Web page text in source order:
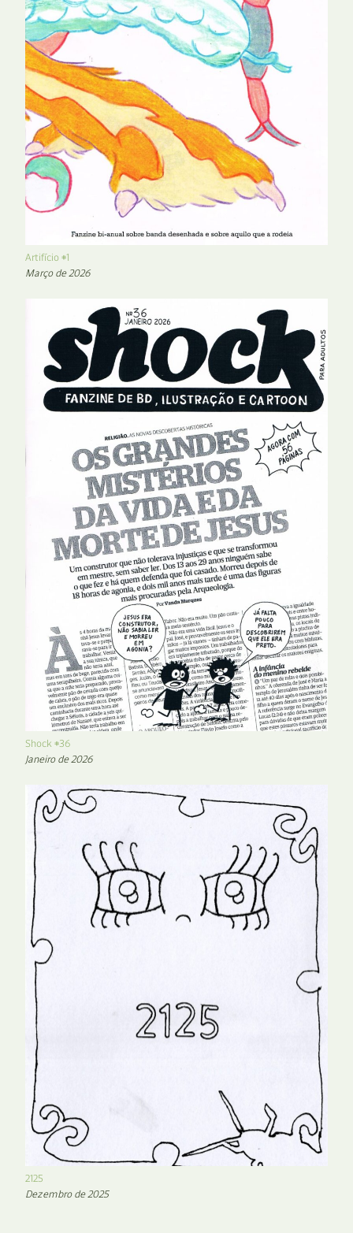
Artifício #1
Março de 2026
Shock #36
Janeiro de 2026
2125
Dezembro de 2025